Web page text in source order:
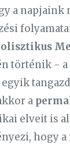
a napjaink
történik - a
egyik
a
elveit is
hogy